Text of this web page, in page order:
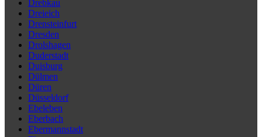
Drebkau
Dreieich
Drensteinfurt
Dresden
Drolshagen
Duderstadt
Duisburg
Dülmen
Düren
Düsseldorf
Ebeleben
Eberbach
Ebermannstadt